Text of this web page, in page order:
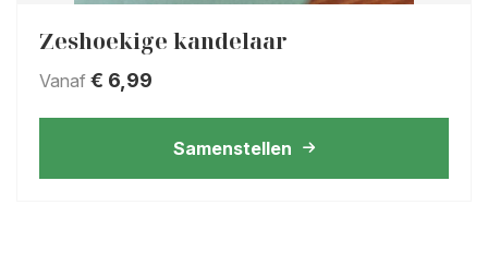
Zeshoekige kandelaar
Vanaf € 6,99
Samenstellen